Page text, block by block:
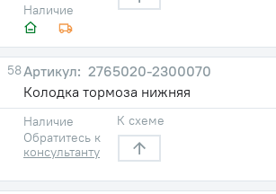
Наличие
58
2765020-2300070
Колодка тормоза нижняя
Наличие
Обратитесь к
консультанту
К схеме